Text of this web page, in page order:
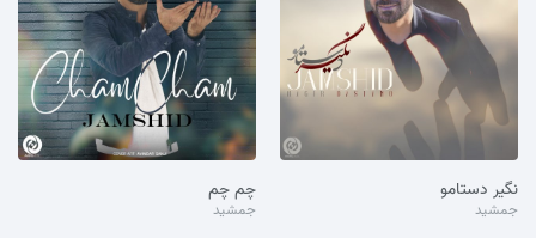
نگیر دستامو
جمشید
چم چم
جمشید